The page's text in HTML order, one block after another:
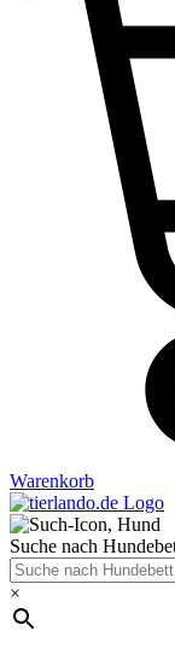
Warenkorb
Suche nach
×